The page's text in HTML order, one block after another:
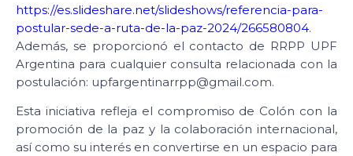
https://es.slideshare.net/slideshows/referencia-para-
postular-sede-a-ruta-de-la-paz-2024/266580804.
Además, se proporcionó el contacto de RRPP UPF
Argentina para cualquier consulta relacionada con la
postulación: upfargentinarrpp@gmail.com.
Esta iniciativa refleja el compromiso de Colón con la
promoción de la paz y la colaboración internacional,
así como su interés en convertirse en un espacio para